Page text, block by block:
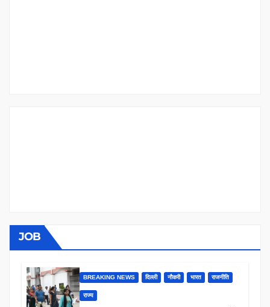
JOB
BREAKING NEWS दिल्ली नौकरी भारत राजनीति
राज्य